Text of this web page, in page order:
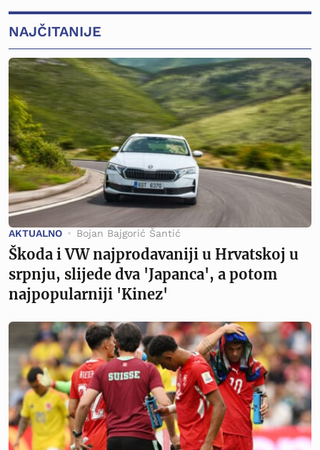
NAJČITANIJE
AKTUALNO Bojan Bajgorić Šantić
Škoda i VW najprodavaniji u Hrvatskoj u
srpnju, slijede dva 'Japanca', a potom
najpopularniji 'Kinez'